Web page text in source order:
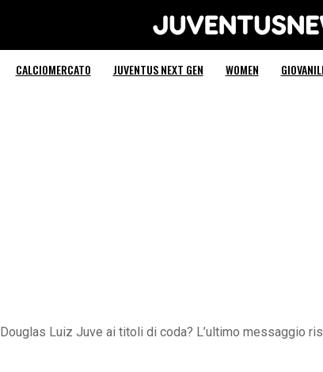
Juventus
CALCIOMERCATO JUVENTUS NEXT GEN WOMEN GIOVANILI
Douglas Luiz Juve ai titoli di coda? L’ultimo messaggio